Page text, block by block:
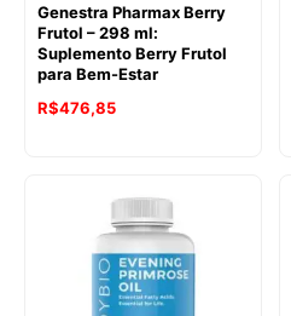
Genestra Pharmax Berry
Frutol – 298 ml:
Suplemento Berry Frutol
para Bem-Estar
R$476,85